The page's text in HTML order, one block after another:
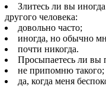
Злитесь ли вы
другого человека:
довольно часто;
иногда, но обычно
почти никогда.
Просыпаетесь ли вы
не припомню такого;
да, когда меня